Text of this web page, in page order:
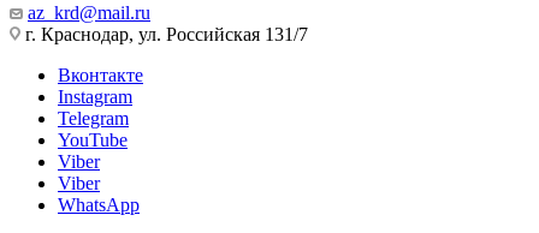
az_krd@mail.ru
г. Краснодар, ул. Российская 131/7
Вконтакте
Instagram
Telegram
YouTube
Viber
Viber
WhatsApp